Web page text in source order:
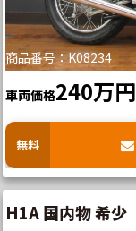
商品番号：K08234
車両価格240万円
無料
H1A 国内物 希少